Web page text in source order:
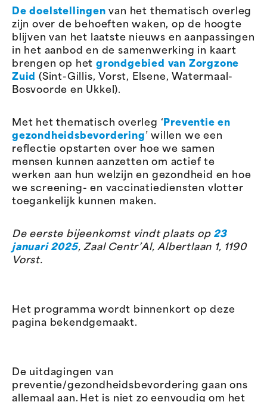
De doelstellingen van het thematisch overleg
zijn over de behoeften waken, op de hoogte
blijven van het laatste nieuws en aanpassingen
in het aanbod en de samenwerking in kaart
brengen op hetgrondgebied van Zorgzone
Zuid (Sint-Gillis, Vorst, Elsene, Watermaal-
Bosvoorde en Ukkel).
Met het thematisch overleg ‘ Preventie en
gezondheidsbevordering’ willen we een
reflectie opstarten over hoe we samen
mensen kunnen aanzetten om actief te
werken aan hun welzijn en gezondheid en hoe
we screening- en vaccinatiediensten vlotter
toegankelijk kunnen maken.
De eerste bijeenkomst vindt plaats op 23
januari 2025, Zaal Centr’Al, Albertlaan 1, 1190
Vorst.
Het programma wordt binnenkort op deze
pagina bekendgemaakt.
De uitdagingen van
preventie/gezondheidsbevordering gaan ons
allemaal aan. Het is niet zo eenvoudig om het